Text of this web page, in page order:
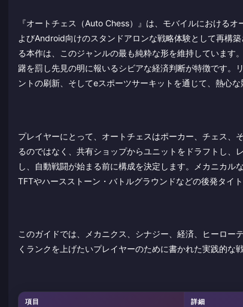
『オートチェス（Auto Chess）』は、モバイルにおける
よびAndroid向けのスタンドアロンな戦略体験として再構
る本作は、このジャンルの最も純粋な形を維持していま
躇を罰し先見の明に報いるシビアな経済判断が特徴です。
ントの刷新、そしてeスポーツサーキットを通じて、熱心な
プレイヤーにとって、オートチェスはポーカー、チェス、
るのではなく、共有ショップからユニットをドラフトし、
し、自動戦闘が始まる前に構成を決定します。メカニカル
TFTやハースストーン・バトルグラウンドなどの後発タイ
このガイドでは、メカニクス、シナジー、経済、ヒーロ
くランクを上げたいプレイヤーのために書かれた実践的な
項目 詳細